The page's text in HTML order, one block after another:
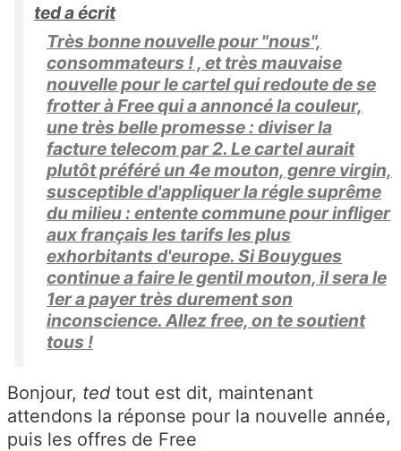
ted a écrit
Très bonne nouvelle pour "nous",
consommateurs ! , et très mauvaise
nouvelle pour le cartel qui redoute de se
frotter à Free qui a annoncé la couleur,
une très belle promesse : diviser la
facture telecom par 2. Le cartel aurait
plutôt préféré un 4e mouton, genre virgin,
susceptible d'appliquer la régle suprême
du milieu : entente commune pour infliger
aux français les tarifs les plus
exhorbitants d'europe. Si Bouygues
continue a faire le gentil mouton, il sera le
1er a payer très durement son
inconscience. Allez free, on te soutient
tous !
Bonjour, ted tout est dit, maintenant
attendons la réponse pour la nouvelle année,
puis les offres de Free